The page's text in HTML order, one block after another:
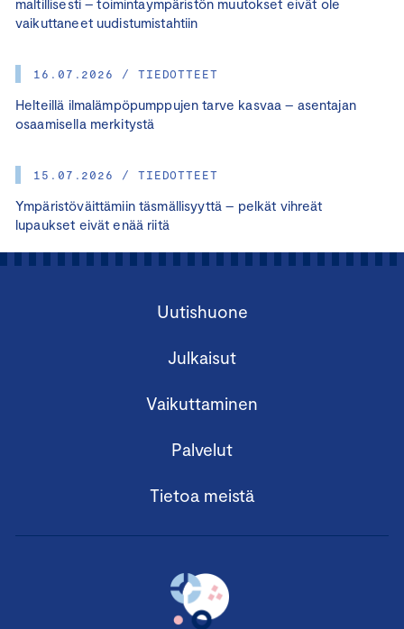
maltillisesti – toimintaympäristön muutokset eivät ole
vaikuttaneet uudistumistahtiin
16.07.2026 / TIEDOTTEET
Helteillä ilmalämpöpumppujen tarve kasvaa – asentajan
osaamisella merkitystä
15.07.2026 / TIEDOTTEET
Ympäristöväittämiin täsmällisyyttä – pelkät vihreät
lupaukset eivät enää riitä
Uutishuone
Julkaisut
Vaikuttaminen
Palvelut
Tietoa meistä